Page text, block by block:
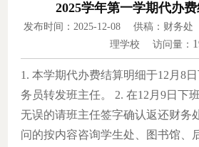
2025学年第一学期代办
发布时间：2025-12-08 供稿：财务
理学校 访问量：
1. 本学期代办费结算明细于12月8
务员转发班主任。
2. 在12月9日下
无误的请班主任签字确认返还财务
问的按内容咨询学生处、图书馆、